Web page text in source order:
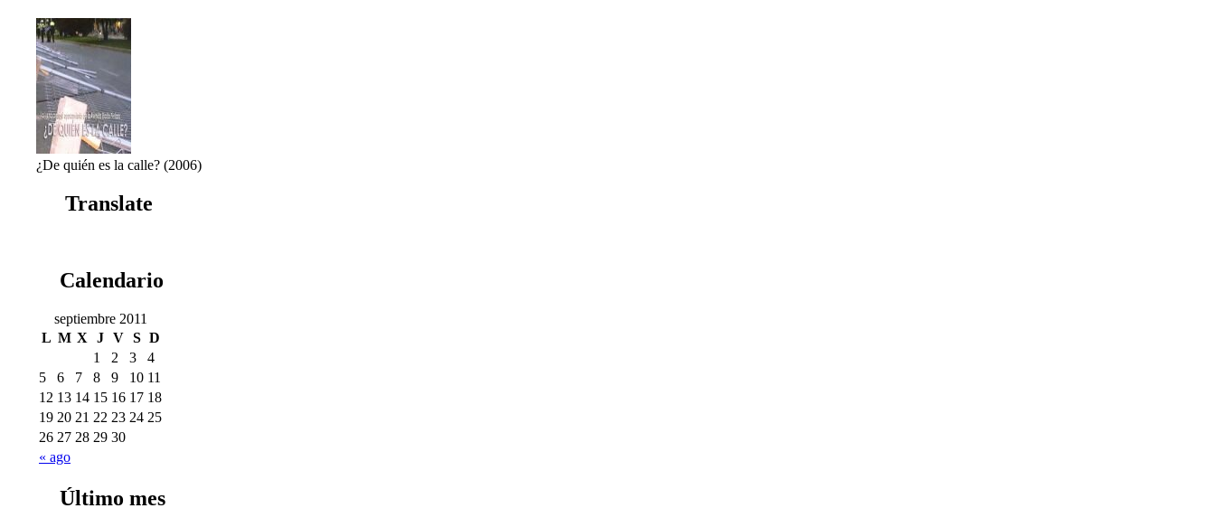
¿De quién es la calle? (2006)
Translate
Calendario
septiembre 2011
L M X J V S D
« ago
1 2 3
4
5
6 7 8 9 10 11
12 13 14 15 16 17 18
19 20 21 22 23 24 25
26 27 28 29 30
Último mes